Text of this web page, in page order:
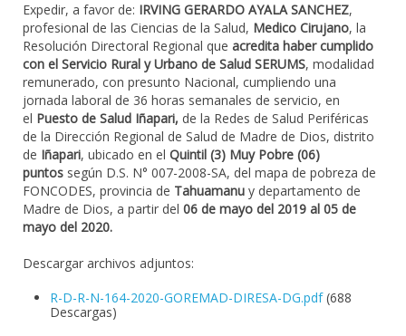
Expedir, a favor de: IRVING GERARDO AYALA SANCHEZ,
profesional de las Ciencias de la Salud, Medico Cirujano, la
Resolución Directoral Regional que acredita haber cumplido
con el Servicio Rural y Urbano de Salud SERUMS, modalidad
remunerado, con presunto Nacional, cumpliendo una
jornada laboral de 36 horas semanales de servicio, en
el Puesto de Salud Iñapari, de la Redes de Salud Periféricas
de la Dirección Regional de Salud de Madre de Dios, distrito
de Iñapari, ubicado en el Quintil (3) Muy Pobre (06)
puntos según D.S. N° 007-2008-SA, del mapa de pobreza de
FONCODES, provincia de Tahuamanu y departamento de
Madre de Dios, a partir del 06 de mayo del 2019 al 05 de
mayo del 2020.
Descargar archivos adjuntos:
R-D-R-N-164-2020-GOREMAD-DIRESA-DG.pdf(688
Descargas)